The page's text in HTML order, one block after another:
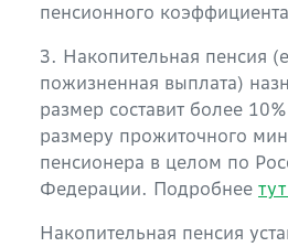
пенсионного
3. Накопительная пенсия
пожизненная выплата)
размер составит более
размеру прожиточного
пенсионера в целом по
Федерации. Подробнее тут
Накопительная пенсия